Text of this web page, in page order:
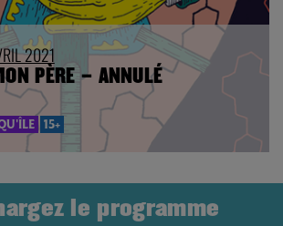
2021
PÈRE – ANNULÉ
15+
le programme